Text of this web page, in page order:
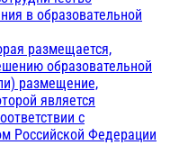
в образовательной
размещается,
образовательной
размещение,
является
с
Российской Федерации